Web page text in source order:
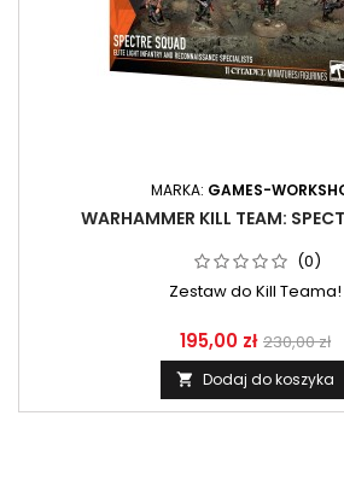
MARKA: GAMES-
WARHAMMER KILL TEAM:
(0)
Zestaw do Kill Teama!
195,00 zł 230,00 zł
 Dodaj do koszyka